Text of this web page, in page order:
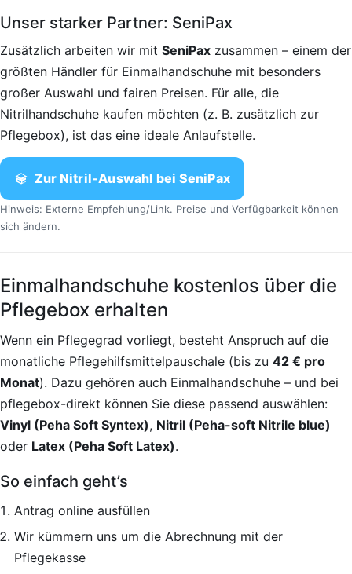
Unser starker Partner: SeniPax
Zusätzlich arbeiten wir mit SeniPax zusammen – einem der
größten Händler für Einmalhandschuhe mit besonders
großer Auswahl und fairen Preisen. Für alle, die
Nitrilhandschuhe kaufen möchten (z. B. zusätzlich zur
Pflegebox), ist das eine ideale Anlaufstelle.
Zur Nitril-Auswahl bei SeniPax
Hinweis: Externe Empfehlung/Link. Preise und Verfügbarkeit können
sich ändern.
Einmalhandschuhe kostenlos über die
Pflegebox erhalten
Wenn ein Pflegegrad vorliegt, besteht Anspruch auf die
monatliche Pflegehilfsmittelpauschale (bis zu 42 € pro
Monat). Dazu gehören auch Einmalhandschuhe – und bei
pflegebox-direkt können Sie diese passend auswählen:
Vinyl (Peha Soft Syntex), Nitril (Peha-soft Nitrile blue)
oder Latex (Peha Soft Latex).
So einfach geht’s
Antrag online ausfüllen
Wir kümmern uns um die Abrechnung mit der
Pflegekasse